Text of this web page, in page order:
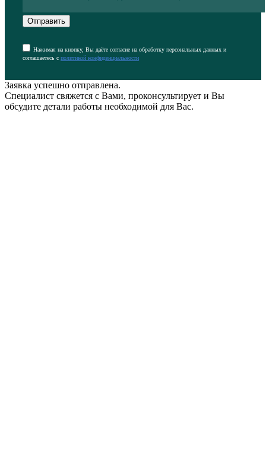
Отправить
Нажимая на кнопку, Вы даёте согласие на обработку персональных данных и
соглашаетесь с политикой конфиденциальности
Заявка успешно отправлена.
Специалист свяжется с Вами, проконсультирует и Вы
обсудите детали работы необходимой для Вас.